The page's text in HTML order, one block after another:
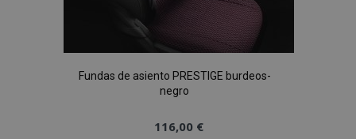
Fundas de asiento PRESTIGE burdeos-
negro
116,00 €